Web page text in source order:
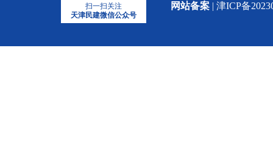
扫一扫关注
天津民建微信公众号
网站备案 | 津ICP备